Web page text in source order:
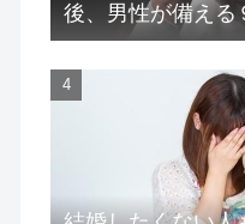
後、男性が備える